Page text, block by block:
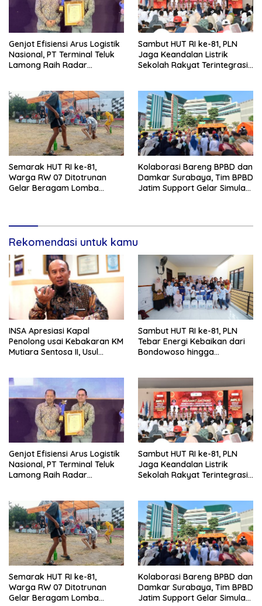
Genjot Efisiensi Arus Logistik
Nasional, PT Terminal Teluk
Lamong Raih Radar
Sambut HUT RI ke-81, PLN
Jaga Keandalan Listrik
Sekolah Rakyat Terintegrasi 1
Semarak HUT RI ke-81,
Warga RW 07 Ditotrunan
Gelar Beragam Lomba
Kolaborasi Bareng BPBD dan
Damkar Surabaya, Tim BPBD
Jatim Support Gelar Simulasi
Rekomendasi untuk kamu
INSA Apresiasi Kapal
Penolong usai Kebakaran KM
Mutiara Sentosa II, Usul
Sambut HUT RI ke-81, PLN
Tebar Energi Kebaikan dari
Bondowoso hingga
Genjot Efisiensi Arus Logistik
Nasional, PT Terminal Teluk
Lamong Raih Radar
Sambut HUT RI ke-81, PLN
Jaga Keandalan Listrik
Sekolah Rakyat Terintegrasi 1
Semarak HUT RI ke-81,
Warga RW 07 Ditotrunan
Gelar Beragam Lomba
Kolaborasi Bareng BPBD dan
Damkar Surabaya, Tim BPBD
Jatim Support Gelar Simulasi